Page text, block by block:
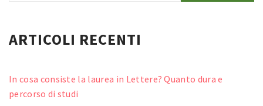
ARTICOLI RECENTI
In cosa consiste la laurea in Lettere? Quanto dura e
percorso di studi